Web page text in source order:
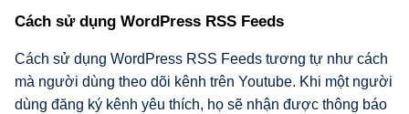
Cách sử dụng WordPress RSS Feeds
Cách sử dụng WordPress RSS Feeds tương tự như cách
mà người dùng theo dõi kênh trên Youtube. Khi một người
dùng đăng ký kênh yêu thích, họ sẽ nhận được thông báo